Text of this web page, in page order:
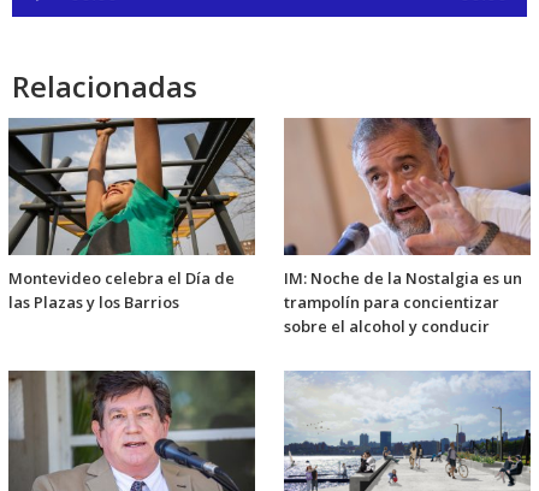
de
Relacionadas
Montevideo celebra el Día de
las Plazas y los Barrios
IM: Noche de la Nostalgia es un
trampolín para concientizar
sobre el alcohol y conducir